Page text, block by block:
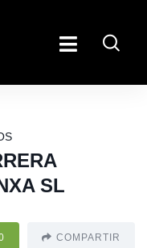
SL
COMPARTIR